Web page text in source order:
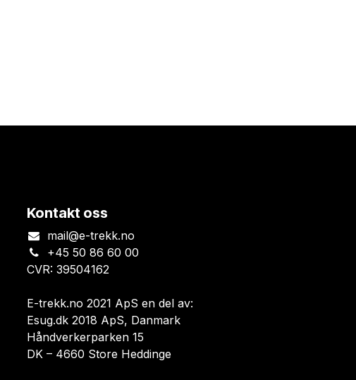
Kontakt oss
mail@e-trekk.no
+45 50 86 60 00
CVR: 39504162
E-trekk.no 2021 ApS en del av:
Esug.dk 2018 ApS, Danmark
Håndverkerparken 15
DK – 4660 Store Heddinge